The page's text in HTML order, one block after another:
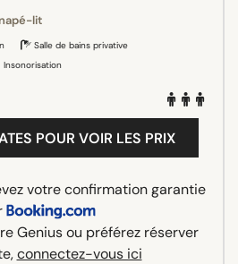
lit
Salle de bains privative
Insonorisation
POUR VOIR LES PRIX
votre confirmation garantie
Genius ou préférez réserver
connectez-vous ici